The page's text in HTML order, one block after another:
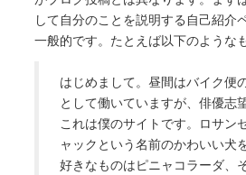
して自分のことを説明する自己紹介
一般的です。たとえば以下のような
はじめまして。昼間はバイク便
として働いていますが、俳優志
これは僕のサイトです。ロサン
ャックという名前のかわいい犬
好きなものはピニャコラーダ、